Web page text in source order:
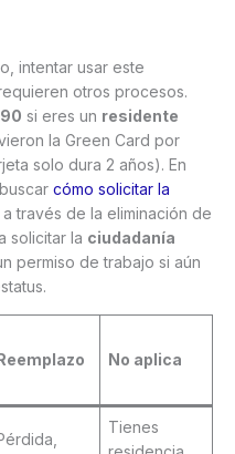
intentar usar este
otros procesos.
si eres un residente
la Green Card por
solo dura 2 años). En
cómo solicitar la
a través de la eliminación de
solicitar la ciudadanía
permiso de trabajo si aún
No aplica
Tienes